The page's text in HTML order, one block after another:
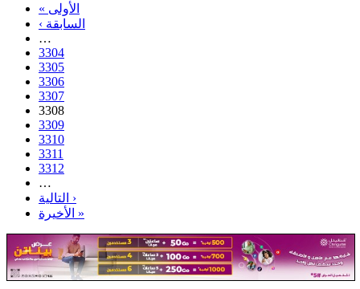
« الأولى
‹ السابقة
…
3304
3305
3306
3307
3308
3309
3310
3311
3312
…
التالية ›
الأخيرة »